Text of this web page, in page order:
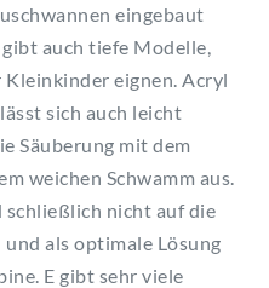
eingebaut
auch tiefe Modelle,
Kleinkinder eignen. Acryl
sich auch leicht
Säuberung mit dem
weichen Schwamm aus.
schließlich nicht auf die
als optimale Lösung
E gibt sehr viele